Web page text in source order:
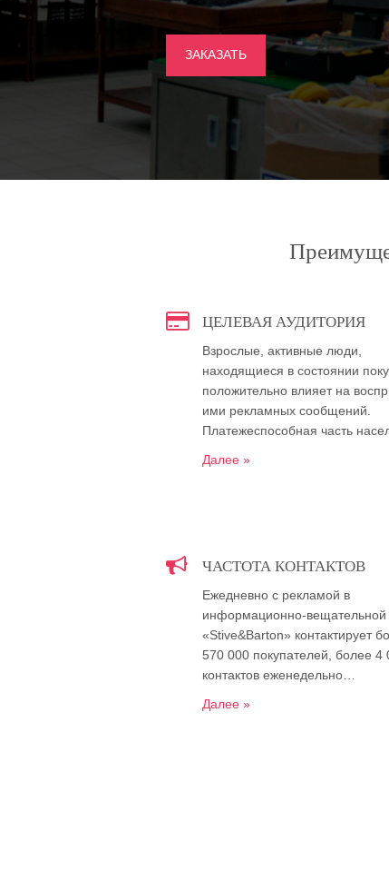
ЗАКАЗАТЬ
ЦЕЛЕВАЯ АУДИТОРИЯ
Взрослые, активные люди,
находящиеся в состоянии
положительно влияет на
ими рекламных сообщений.
Платежеспособная часть
Далее »
ЧАСТОТА КОНТАКТОВ
Ежедневно с рекламой в
информационно-вещательной
«Stive&Barton» контактирует
570 000 покупателей, более 4
контактов еженедельно…
Далее »